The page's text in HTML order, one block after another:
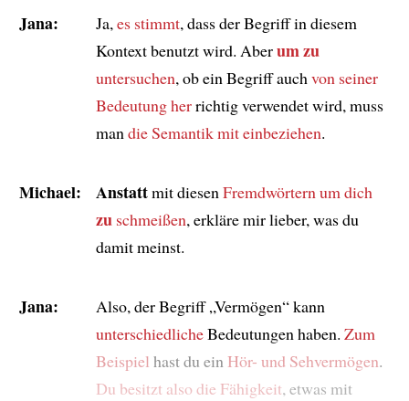
Jana: Ja, es stimmt, dass der Begriff in diesem
Kontext benutzt wird. Aberum zu
untersuchen, ob ein Begriff auch von seiner
Bedeutung herrichtig verwendet wird, muss
man die Semantik mit einbeziehen.
Michael: Anstattmit diesen Fremdwörtern um dich
zu schmeißen, erkläre mir lieber, was du
damit meinst.
Jana:
Also, der Begriff „Vermögen“ kann
unterschiedlicheBedeutungen haben. Zum
Beispiel hast du ein Hör- und Sehvermögen.
Du besitzt also die Fähigkeit, etwas mit